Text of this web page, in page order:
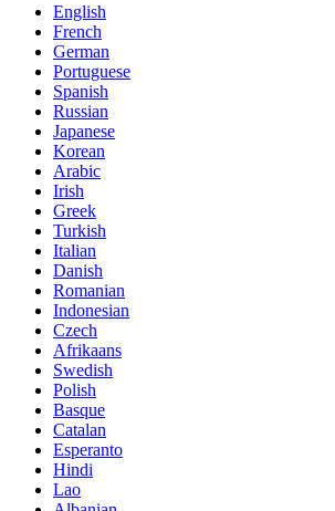
English
French
German
Portuguese
Spanish
Russian
Japanese
Korean
Arabic
Irish
Greek
Turkish
Italian
Danish
Romanian
Indonesian
Czech
Afrikaans
Swedish
Polish
Basque
Catalan
Esperanto
Hindi
Lao